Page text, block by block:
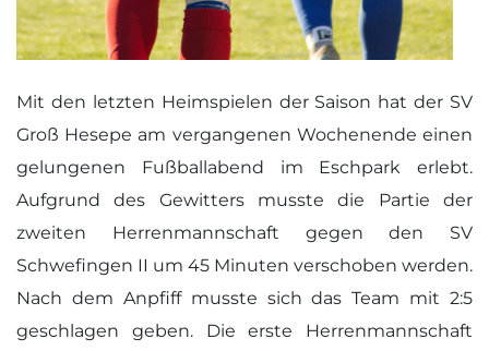
Mit den letzten Heimspielen der Saison hat der SV
Groß Hesepe am vergangenen Wochenende einen
gelungenen Fußballabend im Eschpark erlebt.
Aufgrund des Gewitters musste die Partie der
zweiten Herrenmannschaft gegen den SV
Schwefingen II um 45 Minuten verschoben werden.
Nach dem Anpfiff musste sich das Team mit 2:5
geschlagen geben. Die erste Herrenmannschaft